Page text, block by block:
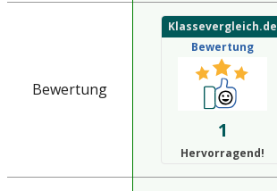
Bewertung
Klassevergleich.de
Bewertung
1
Hervorragend!